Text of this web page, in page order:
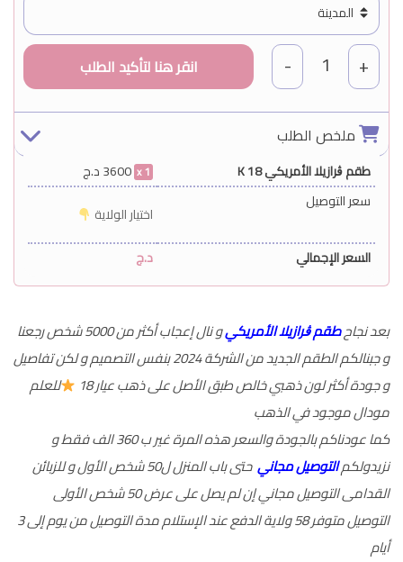
+
1
-
ملخص الطلب
طقم ڨرازيلا الأمريكي 18 K 1
3600د.ج
سعر التوصيل
اختيار الولاية
السعر الإجمالي
د.ج
بعد نجاحطقم ڨرازيلا الأمريكي
و نال إعجاب أكثر من 5000 شخص رجعنا
و جبنالكم الطقم الجديد من الشركة 2024 بنفس التصميم و لكن تفاصيل
و جودة أكثر لون ذهبي خالص طبق الأصل على ذهب عيار 18
للعلم
مودال موجود في الذهب
كما عودناكم بالجودة والسعر هذه المرة غير ب 360 الف فقط و
نزيدولكمالتوصيل مجاني
حتى باب المنزل ل50 شخص الأول و للزبائن
القدامى التوصيل مجاني إن لم يصل على عرض 50 شخص الأولى
التوصيل متوفر 58 ولاية الدفع عند الإستلام مدة التوصيل من يوم إلى 3
أيام